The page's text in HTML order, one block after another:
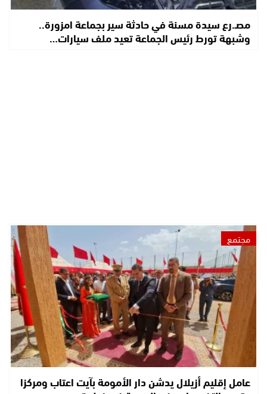
مصـ.رع سيدة مسنة في حادثة سير بجماعة امزورة..
وشبهة تورط رئيس الجماعة تعيد ملف سيارات…
مجتمع
عامل إقليم أزيلال يدشن دار الأمومة بآيت اعتاب ومركزا